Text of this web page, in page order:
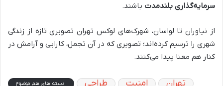
سرمایه‌گذاری بلندمدت باشند.
از نیاوران تا لواسان، شهرک‌های لوکس تهران تصویری تازه از زندگی
شهری را ترسیم کرده‌اند؛ تصویری که در آن تجمل، کارایی و آرامش در
کنار هم معنا پیدا می‌کنند.
دسته های هم موضوع طراحی امنیت تهران